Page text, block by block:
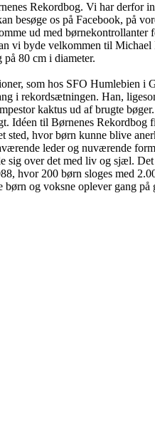
Rekordbog. Vi har
besøge os på Facebook, på
ud med
vi byde velkommen til
80 cm i diameter.
som hos SFO
i rekordsætningen. Han,
kaktus ud af brugte
Idéen til Børnenes
sted, hvor børn kunne blive
leder og nuværende
sig over det med liv og sjæl.
hvor 200 børn sloges med
og voksne oplever gang